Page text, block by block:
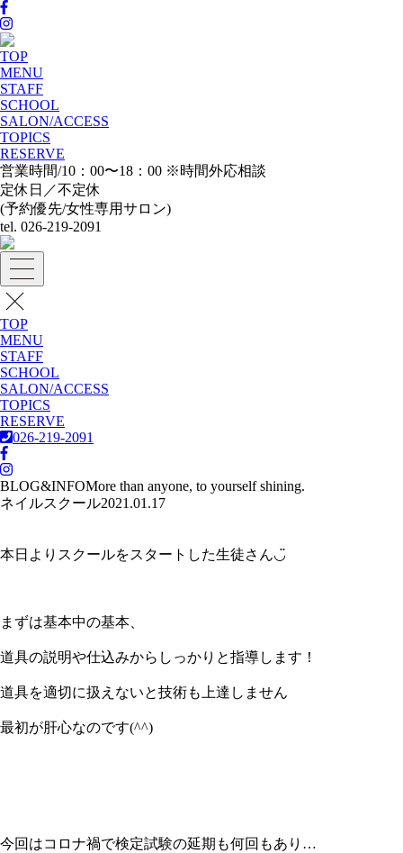
TOP
MENU
STAFF
SCHOOL
SALON/ACCESS
TOPICS
RESERVE
営業時間/10：00〜18：00 ※時間外応相談
定休日／不定休
(予約優先/女性専用サロン)
tel. 026-219-2091
TOP
MENU
STAFF
SCHOOL
SALON/ACCESS
TOPICS
RESERVE
026-219-2091
BLOG&INFOMore than anyone, to yourself shining.
ネイルスクール2021.01.17
本日よりスクールをスタートした生徒さん◡̈
まずは基本中の基本、
道具の説明や仕込みからしっかりと指導します！
道具を適切に扱えないと技術も上達しません
最初が肝心なのです(^^)
今回はコロナ禍で検定試験の延期も何回もあり…